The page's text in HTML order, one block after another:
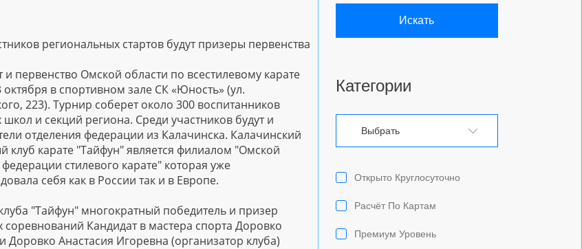
Искать
Категории
Выбрать
Открыто Круглосуточно
Расчёт По Картам
Премиум Уровень
региональных стартов будут призеры первенства
первенство Омской области по всестилевому карате
октября в спортивном зале СК «Юность» (ул.
223). Турнир соберет около 300 воспитанников
и секций региона. Среди участников будут и
отделения федерации из Калачинска. Калачинский
клуб карате "Тайфун" является филиалом "Омской
стилевого карате" которая уже
себя как в России так и в Европе.
"Тайфун" многократный победитель и призер
Кандидат в мастера спорта Доровко
Анастасия Игоревна (организатор клуба)